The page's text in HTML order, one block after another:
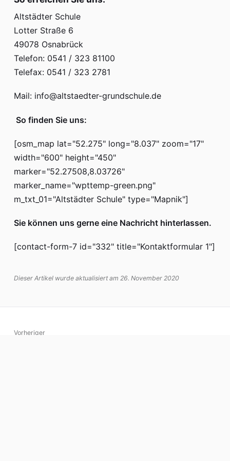
Altstädter Schule
Lotter Straße 6
49078 Osnabrück
Telefon: 0541 / 323 81100
Telefax: 0541 / 323 2781
Mail: info@altstaedter-grundschule.de
So finden Sie uns:
[osm_map lat="52.275" long="8.037" zoom="17"
width="600" height="450"
marker="52.27508,8.03726"
marker_name="wpttemp-green.png"
m_txt_01="Altstädter Schule" type="Mapnik"]
Sie können uns gerne eine Nachricht hinterlassen.
[contact-form-7 id="332" title="Kontaktformular 1"]
Dieser Artikel wurde aktualisiert am 26. November 2020
Vorheriger
Hort
Termine
iServ